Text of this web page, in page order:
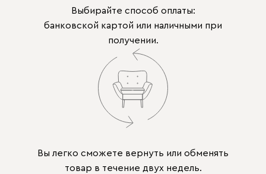
Выбирайте способ оплаты:
банковской картой или наличными при
получении.
Вы легко сможете вернуть или обменять
товар в течение двух недель.